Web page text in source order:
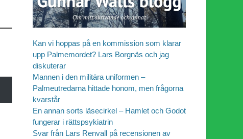
Kan vi hoppas på en kommission som klarar
upp Palmemordet? Lars Borgnäs och jag
diskuterar
Mannen i den militära uniformen –
Palmeutredarna hittade honom, men frågorna
kvarstår
En annan sorts läsecirkel – Hamlet och Godot
fungerar i rättspsykiatrin
Svar från Lars Renvall på recensionen av